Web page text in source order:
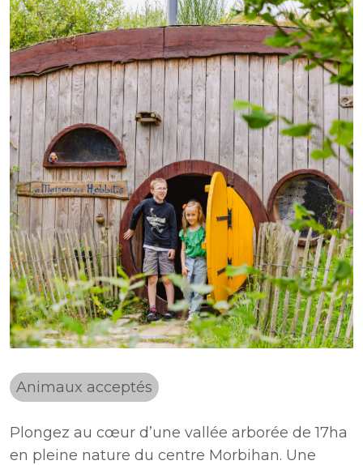
Animaux acceptés
Plongez au cœur d’une vallée arborée de 17ha
en pleine nature du centre Morbihan. Une